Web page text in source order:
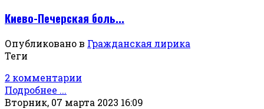
Киево-Печерская боль...
Опубликовано в Гражданская лирика
Теги
2 комментарии
Подробнее ...
Вторник, 07 марта 2023 16:09